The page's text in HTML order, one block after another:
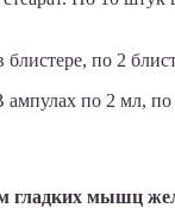
по 2
по 2 мл,
гладких мышц